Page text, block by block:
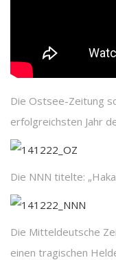
Die Ostsee-Zeitung
erfolgreichsten Jahr
Die NNN titelte:
Die Mitteldeutsche
einen tragischen